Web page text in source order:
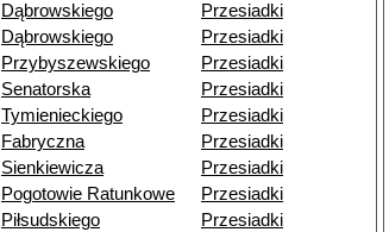
Dąbrowskiego
Przesiadki
Dąbrowskiego
Przesiadki
Przybyszewskiego
Przesiadki
Senatorska
Przesiadki
Tymienieckiego
Przesiadki
Fabryczna
Przesiadki
Sienkiewicza
Przesiadki
Pogotowie Ratunkowe
Przesiadki
Piłsudskiego
Przesiadki